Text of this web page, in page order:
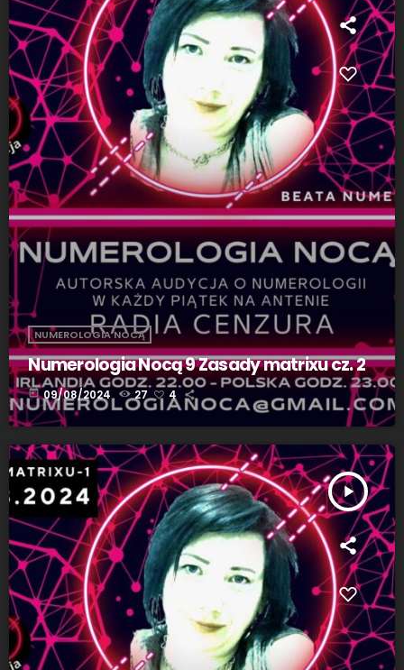
NUMEROLOGIA NOCĄ
Numerologia Nocą 9 Zasady matrixu cz. 2
today 09/08/2024 27 4
play_arrow